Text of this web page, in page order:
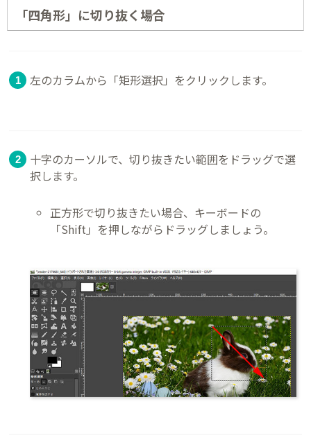
「四角形」に切り抜く場合
左のカラムから「矩形選択」をクリックします。
十字のカーソルで、切り抜きたい範囲をドラッグで選
択します。
正方形で切り抜きたい場合、キーボードの
「Shift」を押しながらドラッグしましょう。